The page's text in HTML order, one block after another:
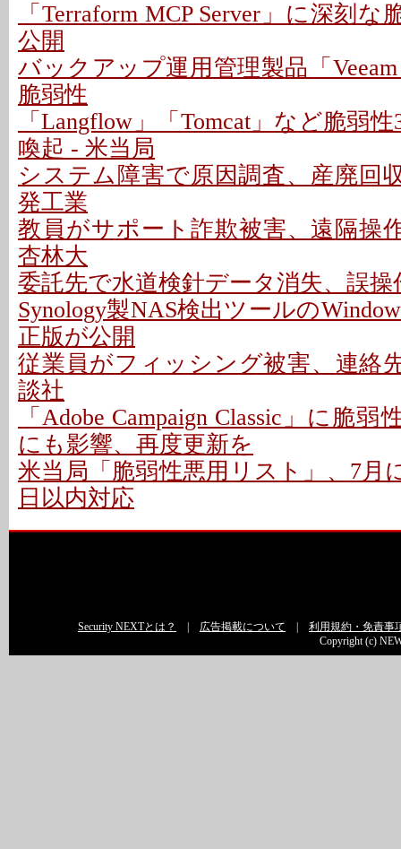
「Terraform MCP Server」に深刻
公開
バックアップ運用管理製品「
脆弱性
「Langflow」「Tomcat」など脆弱
喚起 - 米当局
システム障害で原因調査、産廃回
発工業
教員がサポート詐欺被害、遠隔操
杏林大
委託先で水道検針データ消失、誤
Synology製NAS検出ツールの
正版が公開
従業員がフィッシング被害、連絡
談社
「Adobe Campaign Classic」に脆
にも影響、再度更新を
米当局「脆弱性悪用リスト」、7月
日以内対応
Security NEXTとは？ 広告掲載について
利用規約・免責事
Copyright (c)